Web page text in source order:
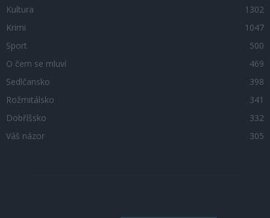
Kultura
1302
Krimi
1047
Sport
500
O čem se mluví
469
Sedlčansko
398
Rožmitálsko
341
Dobříšsko
332
Váš názor
305